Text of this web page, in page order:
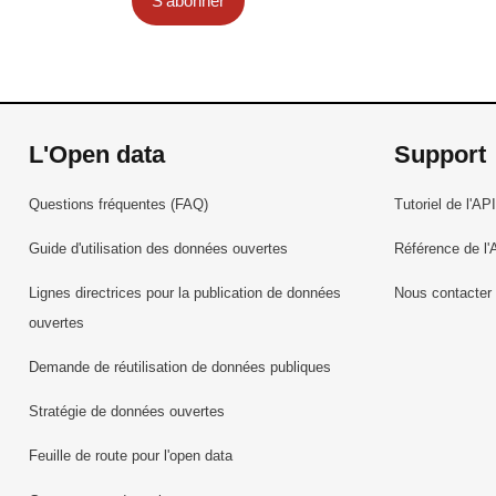
L'Open data
Questions fréquentes (FAQ)
Guide d'utilisation des données ouvertes
Lignes directrices pour la publication de données
ouvertes
Demande de réutilisation de données publiques
Stratégie de données ouvertes
Feuille de route pour l'open data
Support
Tutoriel de l'API
Référence de
Nous contacter